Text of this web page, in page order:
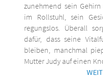
zunehmend sein
im Rollstuhl, sein
regungslos. Überall
dafür, dass seine
bleiben, manchmal
Mutter Judy auf einen